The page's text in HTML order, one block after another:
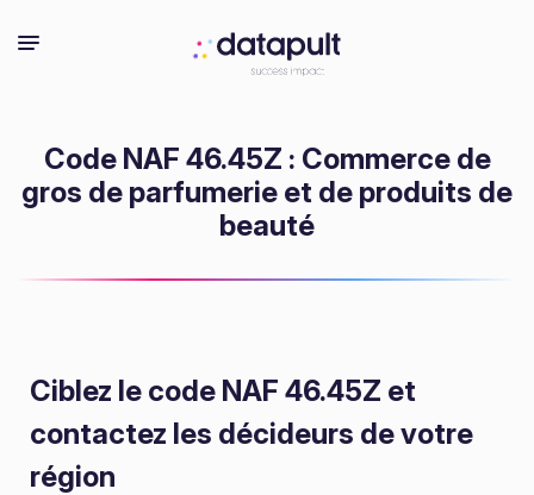
Code NAF 46.45Z : Commerce de
gros de parfumerie et de produits de
beauté
Ciblez le code NAF 46.45Z et
contactez les décideurs de votre
région